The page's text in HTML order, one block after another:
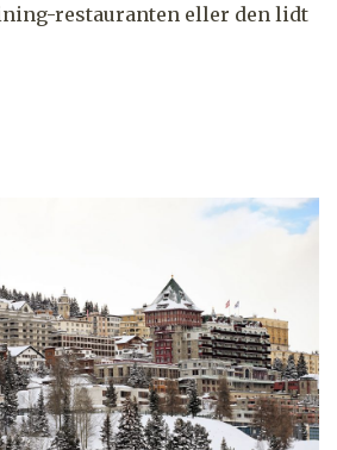
restauranten eller den lidt